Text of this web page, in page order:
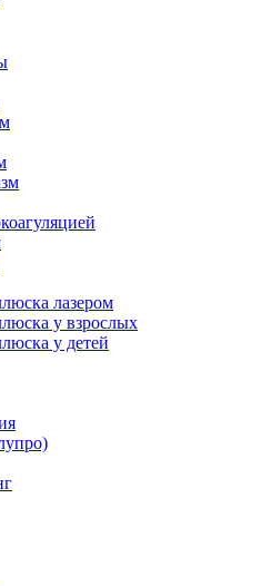
лазером
у взрослых
у детей